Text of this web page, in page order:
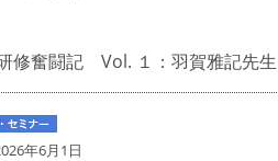
修奮闘記 Vol. １：羽賀雅記先生
年6月1日